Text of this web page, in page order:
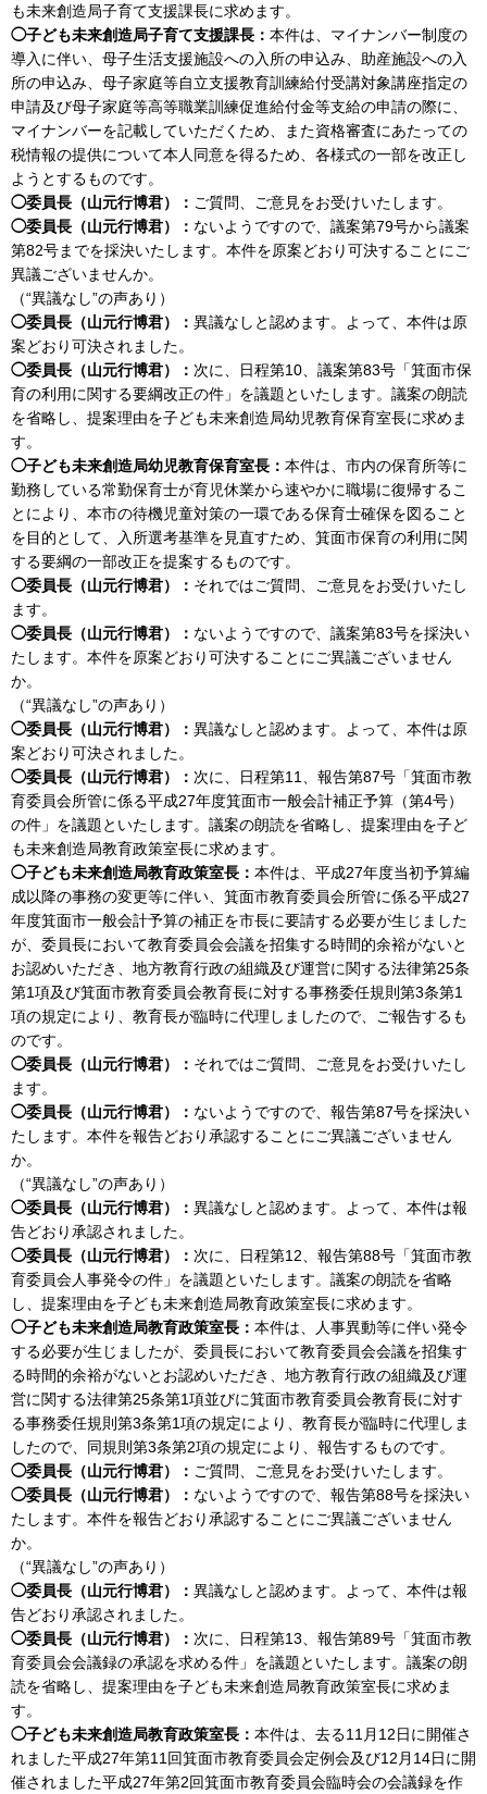
も未来創造局子育て支援課長に求めます。
◯子ども未来創造局子育て支援課長： 本件は、マイナンバー制度の
導入に伴い、母子生活支援施設への入所の申込み、助産施設への入
所の申込み、母子家庭等自立支援教育訓練給付受講対象講座指定の
申請及び母子家庭等高等職業訓練促進給付金等支給の申請の際に、
マイナンバーを記載していただくため、また資格審査にあたっての
税情報の提供について本人同意を得るため、各様式の一部を改正し
ようとするものです。
◯委員長（山元行博君）： ご質問、ご意見をお受けいたします。
◯委員長（山元行博君）： ないようですので、議案第79号から議案
第82号までを採決いたします。本件を原案どおり可決することにご
異議ございませんか。
（“異議なし”の声あり）
◯委員長（山元行博君）： 異議なしと認めます。よって、本件は原
案どおり可決されました。
◯委員長（山元行博君）： 次に、日程第10、議案第83号「箕面市保
育の利用に関する要綱改正の件」を議題といたします。議案の朗読
を省略し、提案理由を子ども未来創造局幼児教育保育室長に求めま
す。
◯子ども未来創造局幼児教育保育室長： 本件は、市内の保育所等に
勤務している常勤保育士が育児休業から速やかに職場に復帰するこ
とにより、本市の待機児童対策の一環である保育士確保を図ること
を目的として、入所選考基準を見直すため、箕面市保育の利用に関
する要綱の一部改正を提案するものです。
◯委員長（山元行博君）： それではご質問、ご意見をお受けいたし
ます。
◯委員長（山元行博君）： ないようですので、議案第83号を採決い
たします。本件を原案どおり可決することにご異議ございません
か。
（“異議なし”の声あり）
◯委員長（山元行博君）： 異議なしと認めます。よって、本件は原
案どおり可決されました。
◯委員長（山元行博君）： 次に、日程第11、報告第87号「箕面市教
育委員会所管に係る平成27年度箕面市一般会計補正予算（第4号）
の件」を議題といたします。議案の朗読を省略し、提案理由を子ど
も未来創造局教育政策室長に求めます。
◯子ども未来創造局教育政策室長： 本件は、平成27年度当初予算編
成以降の事務の変更等に伴い、箕面市教育委員会所管に係る平成27
年度箕面市一般会計予算の補正を市長に要請する必要が生じました
が、委員長において教育委員会会議を招集する時間的余裕がないと
お認めいただき、地方教育行政の組織及び運営に関する法律第25条
第1項及び箕面市教育委員会教育長に対する事務委任規則第3条第1
項の規定により、教育長が臨時に代理しましたので、ご報告するも
のです。
◯委員長（山元行博君）： それではご質問、ご意見をお受けいたし
ます。
◯委員長（山元行博君）： ないようですので、報告第87号を採決い
たします。本件を報告どおり承認することにご異議ございません
か。
（“異議なし”の声あり）
◯委員長（山元行博君）： 異議なしと認めます。よって、本件は報
告どおり承認されました。
◯委員長（山元行博君）： 次に、日程第12、報告第88号「箕面市教
育委員会人事発令の件」を議題といたします。議案の朗読を省略
し、提案理由を子ども未来創造局教育政策室長に求めます。
◯子ども未来創造局教育政策室長： 本件は、人事異動等に伴い発令
する必要が生じましたが、委員長において教育委員会会議を招集す
る時間的余裕がないとお認めいただき、地方教育行政の組織及び運
営に関する法律第25条第1項並びに箕面市教育委員会教育長に対す
る事務委任規則第3条第1項の規定により、教育長が臨時に代理しま
したので、同規則第3条第2項の規定により、報告するものです。
◯委員長（山元行博君）： ご質問、ご意見をお受けいたします。
◯委員長（山元行博君）： ないようですので、報告第88号を採決い
たします。本件を報告どおり承認することにご異議ございません
か。
（“異議なし”の声あり）
◯委員長（山元行博君）： 異議なしと認めます。よって、本件は報
告どおり承認されました。
◯委員長（山元行博君）： 次に、日程第13、報告第89号「箕面市教
育委員会会議録の承認を求める件」を議題といたします。議案の朗
読を省略し、提案理由を子ども未来創造局教育政策室長に求めま
す。
◯子ども未来創造局教育政策室長： 本件は、去る11月12日に開催さ
れました平成27年第11回箕面市教育委員会定例会及び12月14日に開
催されました平成27年第2回箕面市教育委員会臨時会の会議録を作